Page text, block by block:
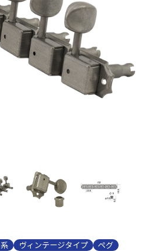
ヴィンテージタイプ ペグ